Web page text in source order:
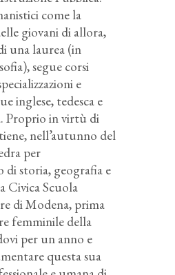
come la
giovani di allora,
una laurea (in
segue corsi
e
inglese, tedesca e
Proprio in virtù di
nell’autunno del
per
di storia, geografia e
Civica Scuola
di Modena, prima
femminile della
per un anno e
questa sua